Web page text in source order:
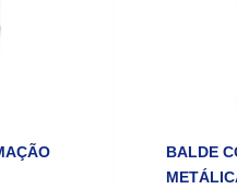
BALDE